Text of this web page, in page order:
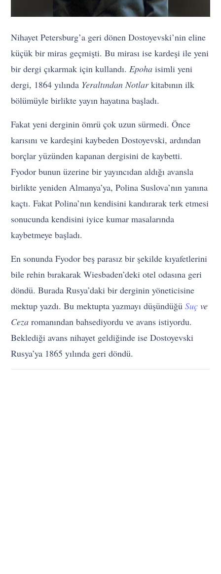
Nihayet Petersburg’a geri dönen Dostoyevski’nin eline
küçük bir miras geçmişti. Bu mirası ise kardeşi ile yeni
bir dergi çıkarmak için kullandı. Epoha isimli yeni
dergi, 1864 yılında Yeraltından Notlarkitabının ilk
bölümüyle birlikte yayın hayatına başladı.
Fakat yeni derginin ömrü çok uzun sürmedi. Önce
karısını ve kardeşini kaybeden Dostoyevski, ardından
borçlar yüzünden kapanan dergisini de kaybetti.
Fyodor bunun üzerine bir yayıncıdan aldığı avansla
birlikte yeniden Almanya’ya, Polina Suslova’nın yanına
kaçtı. Fakat Polina’nın kendisini kandırarak terk etmesi
sonucunda kendisini iyice kumar masalarında
kaybetmeye başladı.
En sonunda Fyodor beş parasız bir şekilde kıyafetlerini
bile rehin bırakarak Wiesbaden’deki otel odasına geri
döndü. Burada Rusya’daki bir derginin yöneticisine
mektup yazdı. Bu mektupta yazmayı düşündüğüSuç ve
Ceza romanından bahsediyordu ve avans istiyordu.
Beklediği avans nihayet geldiğinde ise Dostoyevski
Rusya’ya 1865 yılında geri döndü.